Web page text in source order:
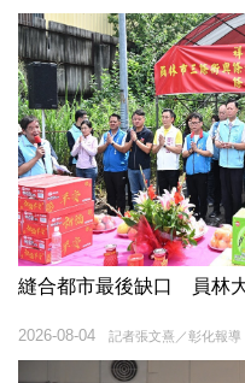
縫合都市最後缺口 員林
記者張文熹／彰化報導
2026-08-04